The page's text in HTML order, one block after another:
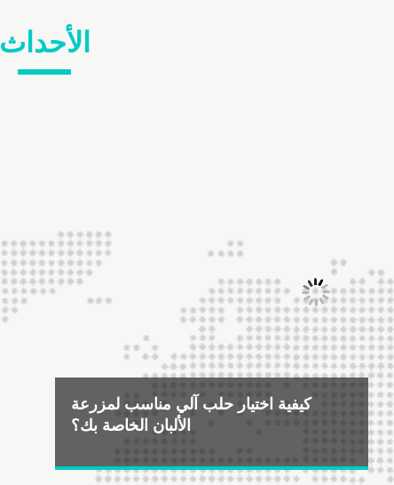
الأحداث
كيفية اختيار حلب آلي مناسب لمزرعة
الألبان الخاصة بك؟
2025-10-29